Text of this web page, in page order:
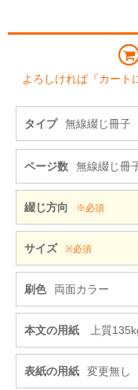
よろしければ『カート
タイプ 無線綴じ冊子
ページ数 無線綴じ冊
綴じ方向 ※必須
サイズ ※必須
刷色 両面カラー
本文の用紙 上質
表紙の用紙 変更無し